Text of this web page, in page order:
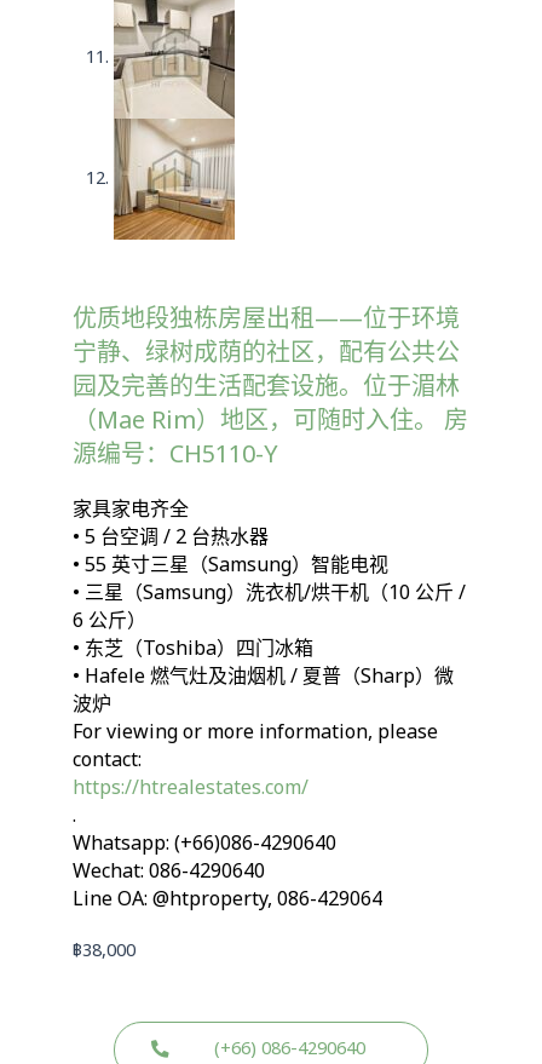
优质地段独栋房屋出租——位于环境
宁静、绿树成荫的社区，配有公共公
园及完善的生活配套设施。位于湄林
（Mae Rim）地区，可随时入住。 房
源编号：CH5110-Y
家具家电齐全
• 5 台空调 / 2 台热水器
• 55 英寸三星（Samsung）智能电视
• 三星（Samsung）洗衣机/烘干机（10 公斤 /
6 公斤）
• 东芝（Toshiba）四门冰箱
• Hafele 燃气灶及油烟机 / 夏普（Sharp）微
波炉
For viewing or more information, please
contact:
https://htrealestates.com/
.
Whatsapp: (+66)086-4290640
Wechat: 086-4290640
Line OA: @htproperty, 086-429064
฿38,000
(+66) 086-4290640